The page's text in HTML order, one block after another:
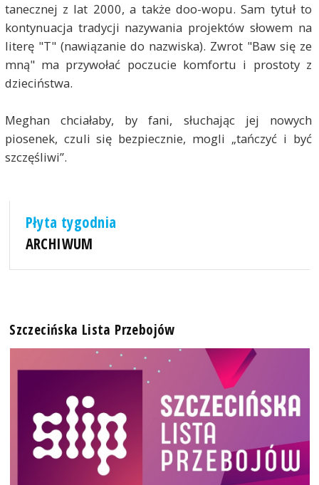
tanecznej z lat 2000, a także doo-wopu. Sam tytuł to
kontynuacja tradycji nazywania projektów słowem na
literę "T" (nawiązanie do nazwiska). Zwrot "Baw się ze
mną" ma przywołać poczucie komfortu i prostoty z
dzieciństwa.
Meghan chciałaby, by fani, słuchając jej nowych
piosenek, czuli się bezpiecznie, mogli „tańczyć i być
szczęśliwi”.
Płyta tygodnia
ARCHIWUM
Szczecińska Lista Przebojów